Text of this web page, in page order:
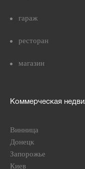
гараж
ресторан
магазин
Коммерческая
Винница
Донецк
Запорожье
Киев